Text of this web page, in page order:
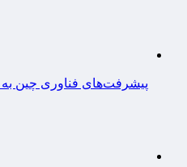
پیشرفت‌های فناوری چین به